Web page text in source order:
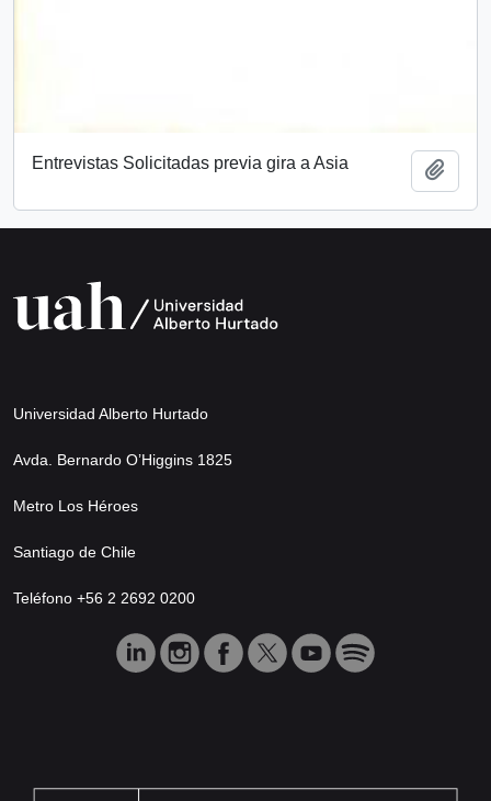
Entrevistas Solicitadas previa gira a Asia
Universidad Alberto Hurtado
Avda. Bernardo O’Higgins 1825
Metro Los Héroes
Santiago de Chile
Teléfono +56 2 2692 0200